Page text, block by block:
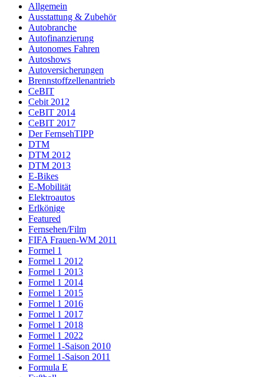
Allgemein
Ausstattung & Zubehör
Autobranche
Autofinanzierung
Autonomes Fahren
Autoshows
Autoversicherungen
Brennstoffzellenantrieb
CeBIT
Cebit 2012
CeBIT 2014
CeBIT 2017
Der FernsehTIPP
DTM
DTM 2012
DTM 2013
E-Bikes
E-Mobilität
Elektroautos
Erlkönige
Featured
Fernsehen/Film
FIFA Frauen-WM 2011
Formel 1
Formel 1 2012
Formel 1 2013
Formel 1 2014
Formel 1 2015
Formel 1 2016
Formel 1 2017
Formel 1 2018
Formel 1 2022
Formel 1-Saison 2010
Formel 1-Saison 2011
Formula E